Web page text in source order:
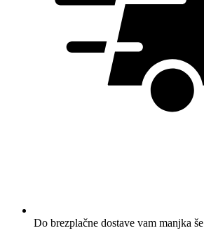
Do brezplačne dostave vam manjka še